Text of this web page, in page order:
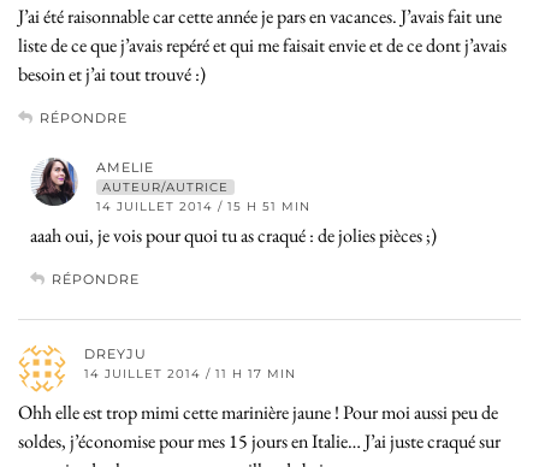
J’ai été raisonnable car cette année je pars en vacances. J’avais fait une
liste de ce que j’avais repéré et qui me faisait envie et de ce dont j’avais
besoin et j’ai tout trouvé :)
RÉPONDRE
AMELIE
AUTEUR/AUTRICE
14 JUILLET 2014 / 15 H 51 MIN
aaah oui, je vois pour quoi tu as craqué : de jolies pièces ;)
RÉPONDRE
DREYJU
14 JUILLET 2014 / 11 H 17 MIN
Ohh elle est trop mimi cette marinière jaune ! Pour moi aussi peu de
soldes, j’économise pour mes 15 jours en Italie… J’ai juste craqué sur